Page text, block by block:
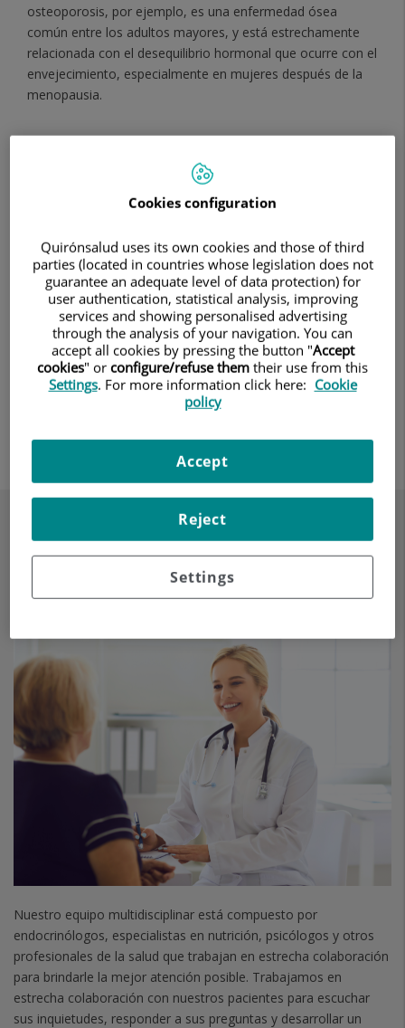
osteoporosis, por ejemplo, es una enfermedad ósea
común entre los adultos mayores, y está estrechamente
relacionada con el desequilibrio hormonal que ocurre con el
envejecimiento, especialmente en mujeres después de la
menopausia.
es nuestra principal prioridad. Estamos constantemente a la
vanguardia de los avances médicos
actualizados con las últimas investigaciones y tecnologías
Entendemos que cada paciente es único, por lo que nos
esforzamos en brindarle una atención adaptada a sus
necesidades específicas.
En el Servicio de Endocrinología del Hospital Ruber
Internacional, encontrará unequipo multidisciplinar
y comprometido con su bienestar.
Calidad científica y asistencial.
Bienestar y confianza en cada
paso de su tratamiento.
Nuestro equipo multidisciplinar está compuesto por
endocrinólogos, especialistas en nutrición, psicólogos y otros
profesionales de la salud que trabajan en estrecha colaboración
para brindarle la mejor atención posible. Trabajamos en
estrecha colaboración con nuestros pacientes para escuchar
sus inquietudes, responder a sus preguntas y desarrollar un
Cookies configuration
Quirónsalud uses its own cookies and those of third
parties (located in countries whose legislation does not
guarantee an adequate level of data protection) for
user authentication, statistical analysis, improving
services and showing personalised advertising
through the analysis of your navigation. You can
accept all cookies by pressing the button "Accept
cookies" or configure/refuse them their use from this
Settings. For more information click here: Cookie
policy
Settings
Reject
Accept